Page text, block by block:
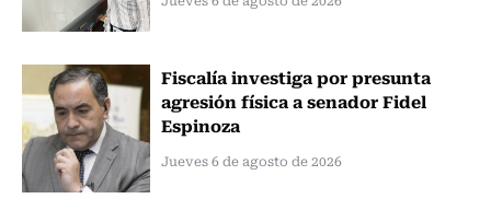
Fiscalía investiga por presunta
agresión física a senador Fidel
Espinoza
Jueves 6 de agosto de 2026